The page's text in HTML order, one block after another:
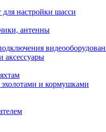
настройки шасси
антенны
аксессуары
и кормушками